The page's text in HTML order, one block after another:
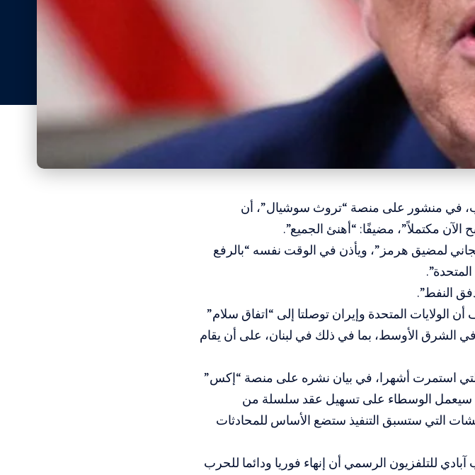
في منشور على منصة “تروث سوشيال”، أن
الآن مكتملاً”، مضيفًا: “أهنئ الجميع”.
لمضيق هرمز”، ويأذن في الوقت نفسه “بالرفع
النفط”.
الولايات المتحدة وإيران توصلتا إلى “اتفاق سلام”
الشرق الأوسط، بما في ذلك في لبنان، على أن يقام
استمرت أشهرا، في بيان نشره على منصة “إكس”
سيعمل الوسطاء على تسهيل عقد سلسلة من
التي ستسبق التنفيذ ستضع الأساس للمحادثات
للتلفزيون الرسمي أن إنهاء فوريا ودائما للحرب